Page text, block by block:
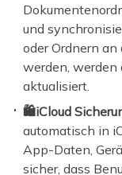
und
oder Ordnern
werden, werden
aktualisiert.
🛍️iCloud
automatisch in
App-Daten,
sicher, dass